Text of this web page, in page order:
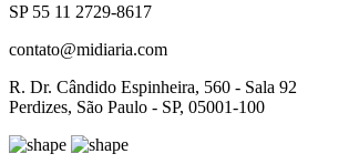
SP 55 11 2729-8617
contato@midiaria.com
R. Dr. Cândido Espinheira, 560 - Sala 92
Perdizes, São Paulo - SP, 05001-100